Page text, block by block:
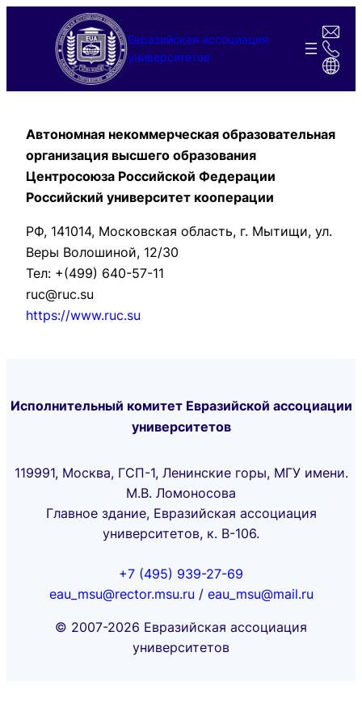
содержимому
Евразийская ассоциация
университетов
Автономная некоммерческая образовательная
организация высшего образования
Центросоюза Российской Федерации
Российский университет кооперации
РФ, 141014, Московская область, г. Мытищи, ул.
Веры Волошиной, 12/30
Тел: +(499) 640-57-11
ruc@ruc.su
https://www.ruc.su
Исполнительный комитет Евразийской ассоциации
университетов
119991, Москва, ГСП-1, Ленинские горы, МГУ имени.
М.В. Ломоносова
Главное здание, Евразийская ассоциация
университетов, к. В-106.
+7 (495) 939-27-69
eau_msu@rector.msu.ru / eau_msu@mail.ru
© 2007-2026 Евразийская ассоциация
университетов